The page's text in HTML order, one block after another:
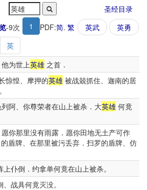
圣经目录
-9次 1 PDF:简. 繁 英武
英勇
英
为世上英雄 之首．
惊惶、摩押的英雄 被战兢抓住、迦南的居
阿、你尊荣者在山上被杀．大英雄 何竟
你那里没有雨露．愿你田地无土产可作
盾牌、在那里被污丢弃．扫罗的盾牌、仿
上仆倒．约拿单何竟在山上被杀。
战具何竟灭没。